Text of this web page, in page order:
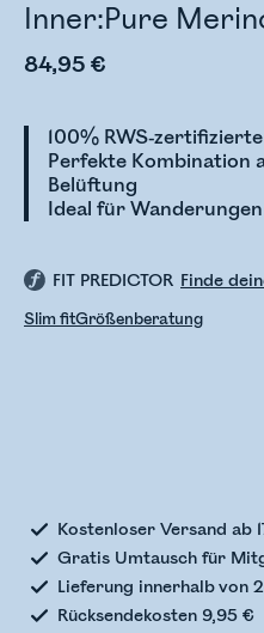
Inner:Pure
84,95 €
100% RWS-
Perfekte Kombination
Belüftung
Ideal für
FIT PREDICTOR Finde
Slim fitGrößenberatung
Kostenloser Versand ab
Gratis Umtausch für
Lieferung innerhalb von
Rücksendekosten 9,95 €